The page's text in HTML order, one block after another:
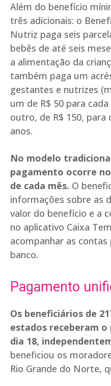
Além do benefício
três adicionais: o
Nutriz paga seis
bebês de até seis
a alimentação da
também paga um
gestantes e nutrizes
um de R$ 50 para
outro, de R$ 150, para
anos.
No modelo
pagamento ocorre
de cada mês. O
informações sobre as
valor do benefício e a
no aplicativo Caixa
acompanhar as
banco.
Pagamento
Os beneficiários de
estados receberam
dia 18,
beneficiou os
Rio Grande do Norte,